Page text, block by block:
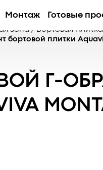
Монтаж Готовые
зона / Бортовая плитка
бортовой плитки
Г-